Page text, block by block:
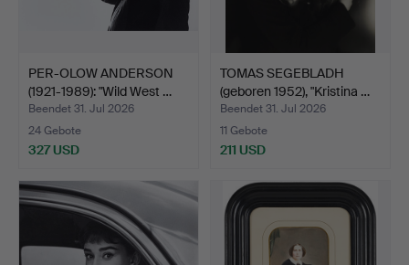
PER-OLOW ANDERSON
(1921-1989): "Wild West …
Beendet 31. Jul 2026
24 Gebote
327 USD
TOMAS SEGEBLADH
(geboren 1952), "Kristina …
Beendet 31. Jul 2026
11 Gebote
211 USD